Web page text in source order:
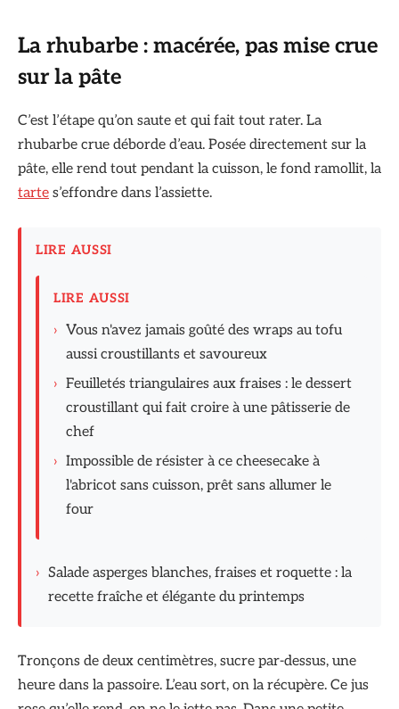
La rhubarbe : macérée, pas mise crue
sur la pâte
C’est l’étape qu’on saute et qui fait tout rater. La
rhubarbe crue déborde d’eau. Posée directement sur la
pâte, elle rend tout pendant la cuisson, le fond ramollit, la
tarte s’effondre dans l’assiette.
LIRE AUSSI
LIRE AUSSI
› Vous n'avez jamais goûté des wraps au tofu
aussi croustillants et savoureux
› Feuilletés triangulaires aux fraises : le dessert
croustillant qui fait croire à une pâtisserie de
chef
› Impossible de résister à ce cheesecake à
l'abricot sans cuisson, prêt sans allumer le
four
› Salade asperges blanches, fraises et roquette : la
recette fraîche et élégante du printemps
Tronçons de deux centimètres, sucre par-dessus, une
heure dans la passoire. L’eau sort, on la récupère. Ce jus